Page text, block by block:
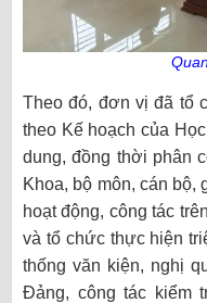
Theo đó, đơn vị đã tổ
theo Kế hoạch của
dung, đồng thời phân
Khoa, bộ môn, cán bộ,
hoạt động, công tác
và tổ chức thực hiện
thống văn kiện, nghị
Đảng, công tác kiểm